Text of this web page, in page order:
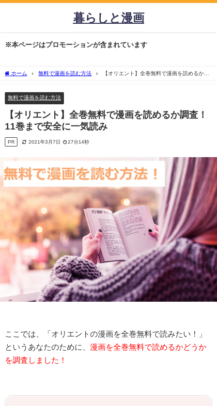
暮らしと漫画
※本ページはプロモーションが含まれています
ホーム 無料で漫画を読む方法
【オリエント】全巻無料で漫画を読めるか調
無料で漫画を読む方法
【オリエント】全巻無料で漫画を読めるか調査！
11巻まで安全に一気読み
PR 2021年3月7日 27分14秒
ここでは、「オリエントの漫画を全巻無料で読みたい！」
というあなたのために、 漫画を全巻無料で読めるかどうか
を調査しました！